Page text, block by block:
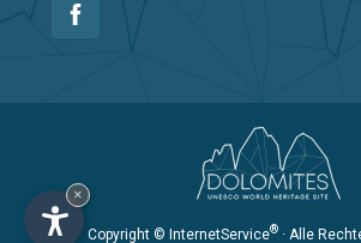
Copyright © InternetService®· Alle
×